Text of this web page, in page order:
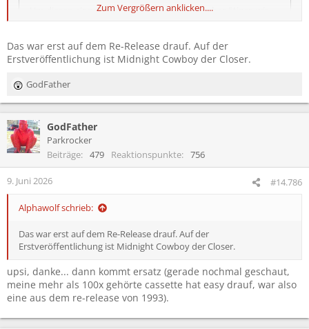
Um diesen eingebetteten Inhalt anzuzeigen, benötigen wir
Weitere Informationen findest du in der
Datenschutzerklärung.
1. M83 - Outro (Album: Hurry Up, We're Dreaming) // Impala
2. Roxette - Listen To Your Heart (Album: Look Sharp!) // einsiedler
3. Die Ärzte - Wenn es Abend wird (Album: Die Bestie in
4. Linkin Park - Numb (Album: Meteora) // Toxicity
5. Alice In Chains - Would? (Album: Dirt) // DuckieW
7. Faith No More - Easy (Album: Angel Dust) // GodFather
Zum Vergrößern anklicken....
Das war erst auf dem Re-Release drauf. Auf der
Erstveröffentlichung ist Midnight Cowboy der Closer.
R
e
k
t
i
n
e
GodFather
GodFather
Parkrocker
Beiträge
479 Reaktionspunkte 756
9. Juni 2026 #14.786
Alphawolf schrieb:
Das war erst auf dem Re-Release drauf. Auf der
Erstveröffentlichung ist Midnight Cowboy der Closer.
upsi, danke... dann kommt ersatz (gerade nochmal geschaut,
meine mehr als 100x gehörte cassette hat easy drauf, war also
eine aus dem re-release von 1993).